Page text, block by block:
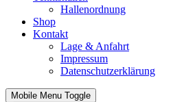
Hallenordnung
Shop
Kontakt
Lage & Anfahrt
Impressum
Datenschutzerklärung
Mobile Menu Toggle